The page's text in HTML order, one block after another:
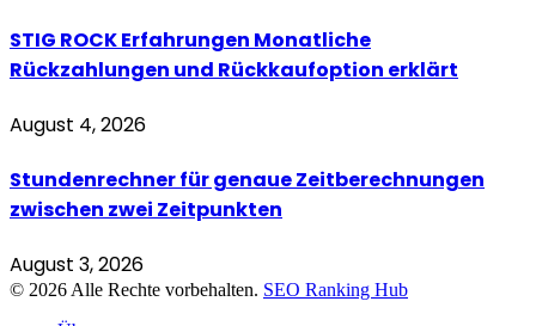
STIG ROCK Erfahrungen Monatliche
Rückzahlungen und Rückkaufoption erklärt
August 4, 2026
Stundenrechner für genaue Zeitberechnungen
zwischen zwei Zeitpunkten
August 3, 2026
© 2026 Alle Rechte vorbehalten. SEO Ranking Hub